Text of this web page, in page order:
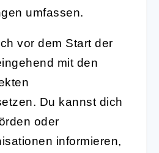
umfassen.
vor dem Start der
mit den
Du kannst dich
oder
informieren,